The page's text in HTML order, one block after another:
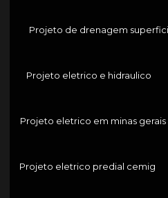
Projeto de drenagem
Projeto eletrico e hidraulico
Projeto eletrico em minas gerais
Projeto eletrico predial cemig